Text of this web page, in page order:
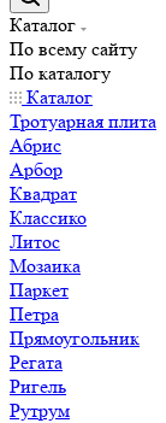
Каталог
По всему сайту
По каталогу
Каталог
Тротуарная плита
Абрис
Арбор
Квадрат
Классико
Литос
Мозаика
Паркет
Петра
Прямоугольник
Регата
Ригель
Рутрум